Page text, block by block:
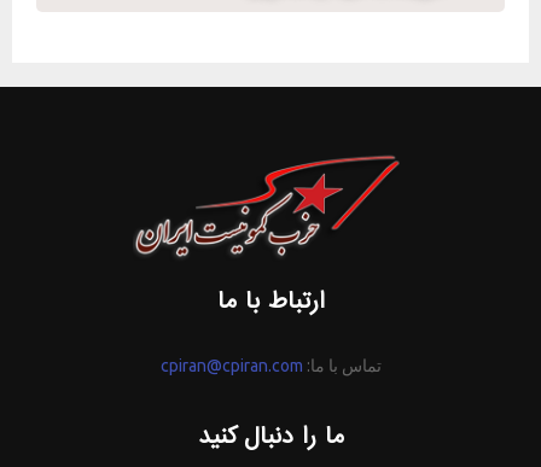
ارتباط با ما
تماس با ما: cpiran@cpiran.com
ما را دنبال کنید